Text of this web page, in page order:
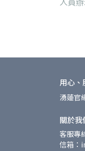
人員
用心
湧蓮官
關於我
客服專
信箱：